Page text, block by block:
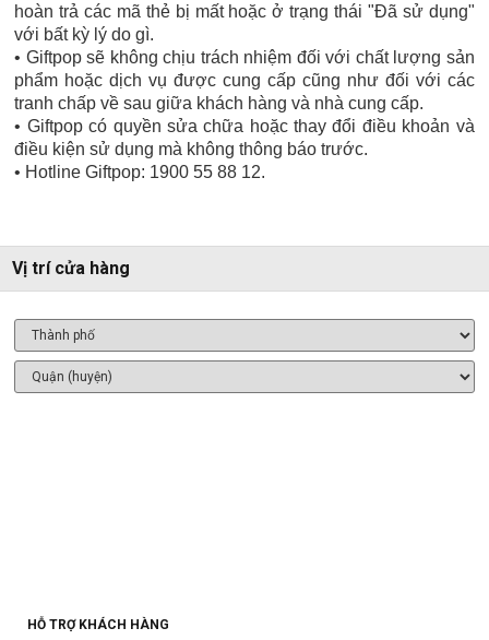
hoàn trả các mã thẻ bị mất hoặc ở trạng thái "Đã sử dụng"
với bất kỳ lý do gì.
• Giftpop sẽ không chịu trách nhiệm đối với chất lượng sản
phẩm hoặc dịch vụ được cung cấp cũng như đối với các
tranh chấp về sau giữa khách hàng và nhà cung cấp.
• Giftpop có quyền sửa chữa hoặc thay đổi điều khoản và
điều kiện sử dụng mà không thông báo trước.
• Hotline Giftpop: 1900 55 88 12.
Vị trí cửa hàng
HỖ TRỢ KHÁCH HÀNG